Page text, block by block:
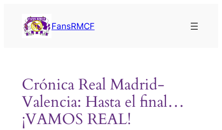
contenido
FansRMCF
Crónica Real Madrid-
Valencia: Hasta el final…
¡VAMOS REAL!